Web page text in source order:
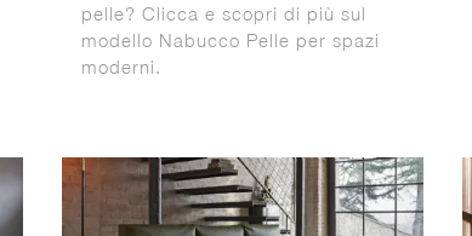
pelle? Clicca e scopri di più sul
modello Nabucco Pelle per spazi
moderni.